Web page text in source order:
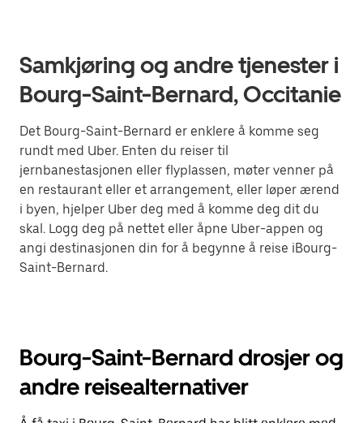
Samkjøring og andre tjenester i
Bourg-Saint-Bernard, Occitanie
Det Bourg-Saint-Bernard er enklere å komme seg
rundt med Uber. Enten du reiser til
jernbanestasjonen eller flyplassen, møter venner på
en restaurant eller et arrangement, eller løper ærend
i byen, hjelper Uber deg med å komme deg dit du
skal. Logg deg på nettet eller åpne Uber-appen og
angi destinasjonen din for å begynne å reise iBourg-
Saint-Bernard.
Bourg-Saint-Bernard drosjer og
andre reisealternativer